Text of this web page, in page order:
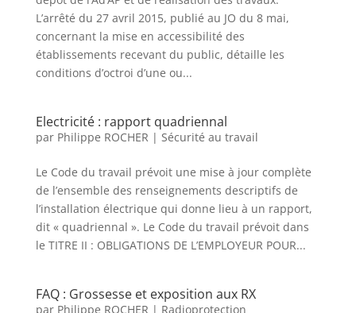
L’arrêté du 27 avril 2015, publié au JO du 8 mai,
concernant la mise en accessibilité des
établissements recevant du public, détaille les
conditions d’octroi d’une ou...
Electricité : rapport quadriennal
par Philippe ROCHER | Sécurité au travail
Le Code du travail prévoit une mise à jour complète
de l’ensemble des renseignements descriptifs de
l’installation électrique qui donne lieu à un rapport,
dit « quadriennal ».​ Le Code du travail prévoit dans
le TITRE II : OBLIGATIONS DE L’EMPLOYEUR POUR...
FAQ : Grossesse et exposition aux RX
par Philippe ROCHER | Radioprotection